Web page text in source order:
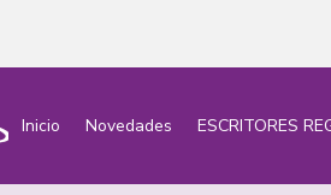
Inicio Novedades ESCRITORES